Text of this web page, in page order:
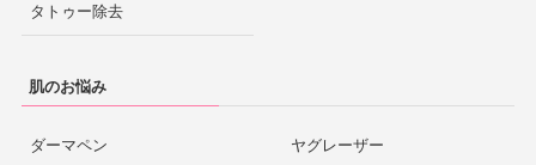
タトゥー除去
肌のお悩み
ダーマペン ヤグレーザー